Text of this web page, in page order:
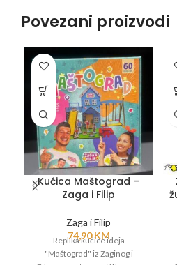
Povezani proizvodi
Kućica Maštograd –
Zaga i Filip
Zaga i Filip
74,90KM
Replika kućice ideja
"Maštograd" iz Zaginog i